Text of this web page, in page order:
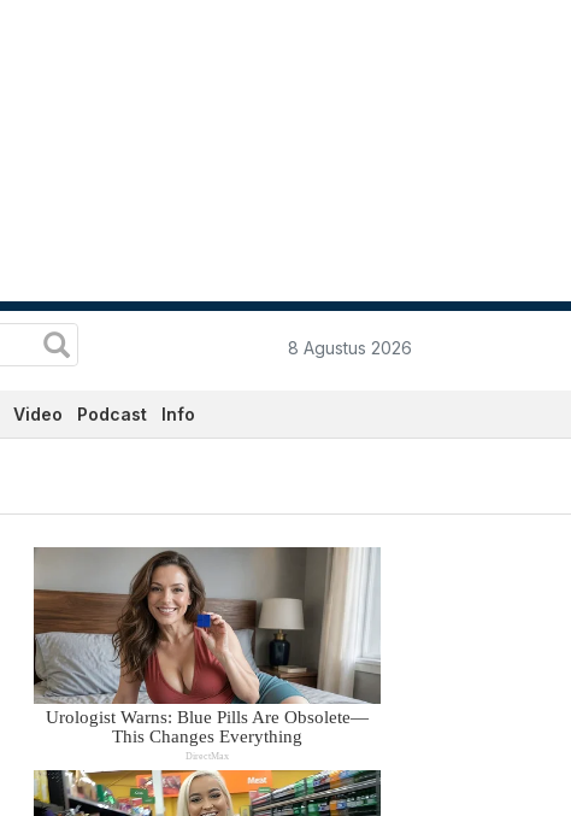
8 Agustus 2026
Video Podcast Info